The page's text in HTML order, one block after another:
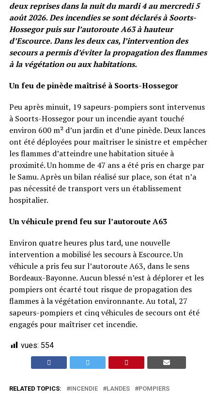
deux reprises dans la nuit du mardi 4 au mercredi 5
août 2026. Des incendies se sont déclarés à Soorts-
Hossegor puis sur l’autoroute A63 à hauteur
d’Escource. Dans les deux cas, l’intervention des
secours a permis d’éviter la propagation des flammes
à la végétation ou aux habitations.
Un feu de pinède maîtrisé à Soorts-Hossegor
Peu après minuit, 19 sapeurs-pompiers sont intervenus
à Soorts-Hossegor pour un incendie ayant touché
environ 600 m² d’un jardin et d’une pinède. Deux lances
ont été déployées pour maîtriser le sinistre et empêcher
les flammes d’atteindre une habitation située à
proximité. Un homme de 47 ans a été pris en charge par
le Samu. Après un bilan réalisé sur place, son état n’a
pas nécessité de transport vers un établissement
hospitalier.
Un véhicule prend feu sur l’autoroute A63
Environ quatre heures plus tard, une nouvelle
intervention a mobilisé les secours à Escource. Un
véhicule a pris feu sur l’autoroute A63, dans le sens
Bordeaux-Bayonne. Aucun blessé n’est à déplorer et les
pompiers ont écarté tout risque de propagation des
flammes à la végétation environnante. Au total, 27
sapeurs-pompiers et cinq véhicules de secours ont été
engagés pour maîtriser cet incendie.
vues: 554
RELATED TOPICS: INCENDIE LANDES POMPIERS